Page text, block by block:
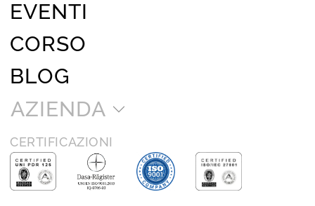
EVENTI
CORSO
BLOG
AZIENDA
CERTIFICAZIONI